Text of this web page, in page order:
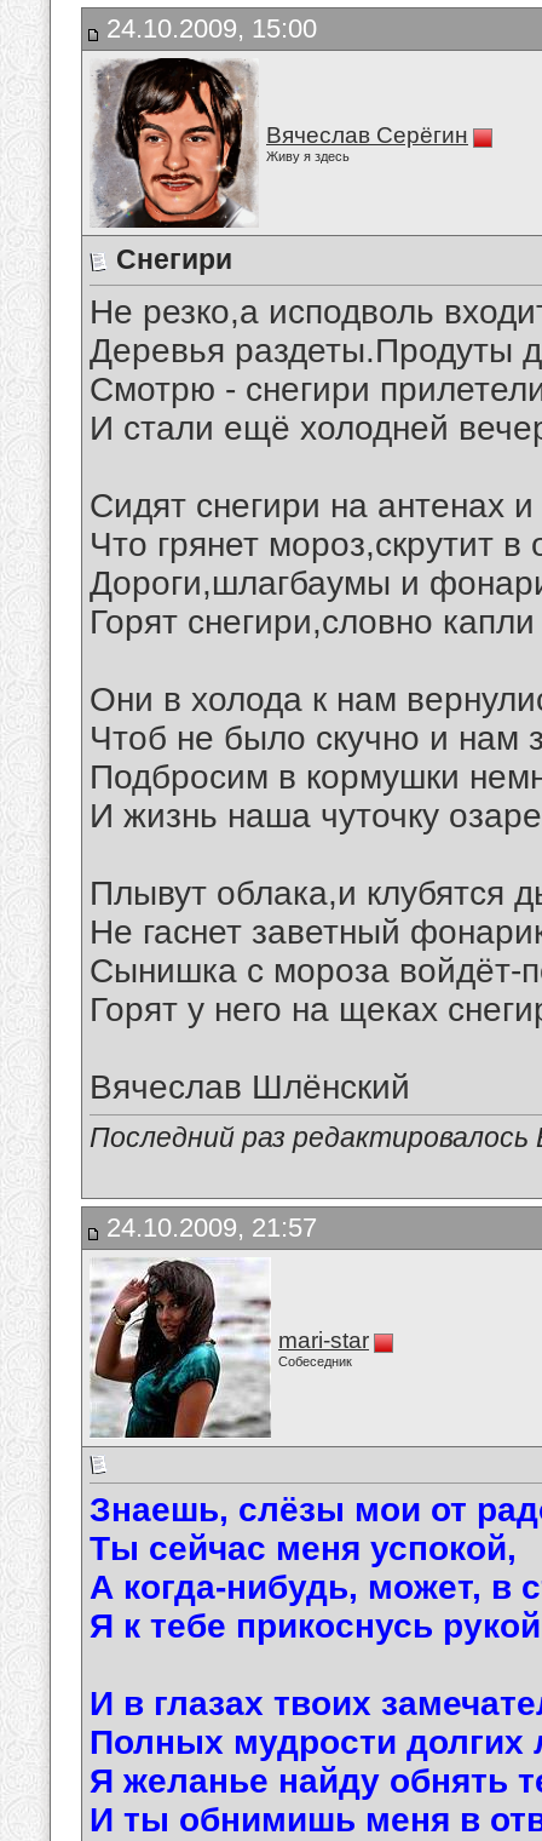
24.10.2009, 15:00
Вячеслав Серёгин
Живу я здесь
Снегири
Не резко,а исподволь
Деревья раздеты.Продуты
Смотрю - снегири
И стали ещё холодней
Сидят снегири на антенах и
Что грянет мороз,скрутит в
Дороги,шлагбаумы и
Горят снегири,словно
Они в холода к нам
Чтоб не было скучно и нам
Подбросим в кормушки
И жизнь наша чуточку
Плывут облака,и клубятся
Не гаснет заветный
Сынишка с мороза войдёт-
Горят у него на щеках
Вячеслав Шлёнский
Последний раз
24.10.2009, 21:57
mari-star
Собеседник
Знаешь, слёзы мои от
Ты сейчас меня успокой,
А когда-нибудь, может, в
Я к тебе прикоснусь
И в глазах твоих
Полных мудрости долгих
Я желанье найду обнять
И ты обнимишь меня в